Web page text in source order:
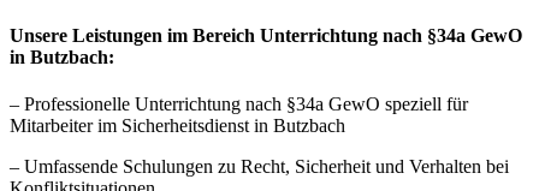
Unsere Leistungen im Bereich Unterrichtung nach §34a GewO
in Butzbach:
– Professionelle Unterrichtung nach §34a GewO speziell für
Mitarbeiter im Sicherheitsdienst in Butzbach
– Umfassende Schulungen zu Recht, Sicherheit und Verhalten bei